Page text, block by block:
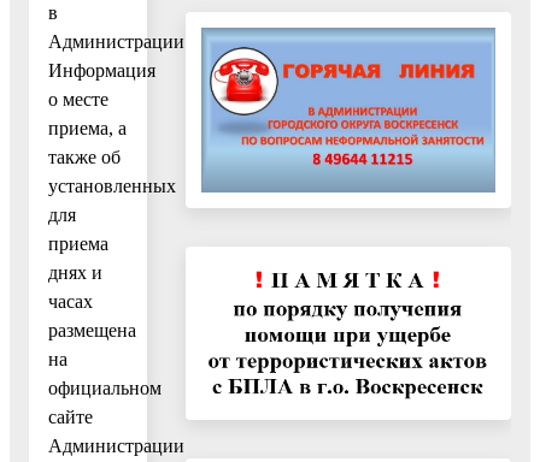
в
Администрации.
Информация
о месте
приема, а
также об
установленных
для
приема
днях и
часах
размещена
на
официальном
сайте
Администрации